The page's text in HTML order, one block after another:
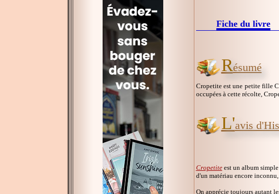
Fiche du livre
Résumé
Cropetite est une petite fille
occupées à cette récolte,
L'avis
Cropetiteest un album
d'un matériau encore
On apprécie toujours autant